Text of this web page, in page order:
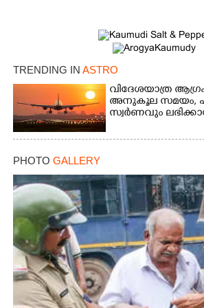
TRENDING IN ASTRO
വിദേശയാത്ര
അനുകൂല സമയം,​
സ്വർണവും
PHOTO GALLERY